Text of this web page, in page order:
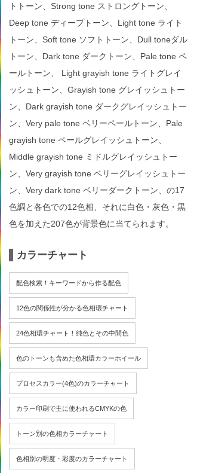
トトーン、Strong tone ストロングトーン、
Deep tone ディープトーン、Light tone ライト
トーン、Soft tone ソフトトーン、Dull toneダル
トーン、Dark tone ダークトーン、Pale tone ペ
ールトーン、 Light grayish tone ライトグレイ
ッシュトーン、Grayish tone グレイッシュトー
ン、Dark grayish tone ダークグレイッシュトー
ン、Very pale tone ベリーペールトーン、Pale
grayish tone ペールグレイッシュトーン、
Middle grayish tone ミドルグレイッシュトー
ン、Very grayish tone ベリーグレイッシュトー
ン、Very dark tone ベリーダークトーン、の17
色調と各色での12色相、それに白色・灰色・黒
色を加えた207色が背景色に当てられます。
カラーチャート
配色検索！キーワードから作る配色
12色の関係性が分かる色相環チャート
24色相環チャート！純色とその中間色
色のトーンも含めた色相環カラーホイール
プロセスカラー(4色)のカラーチャート
カラー印刷で主に使われるCMYKの色
トーン別の色相カラーチャート
色相別の明度・彩度のカラーチャート